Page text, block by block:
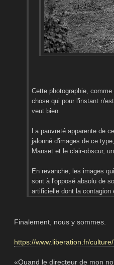
Cette photographie,
chose qui pour l'instant
veut bien.
La pauvreté apparente de
jalonné d'images de ce
Manset et le clair-obscur,
En revanche, les images
sont à l'opposé absolu de
artificielle dont la contagion
Finalement, nous y sommes.
https://www.liberation.fr/
«Quand le directeur de mon